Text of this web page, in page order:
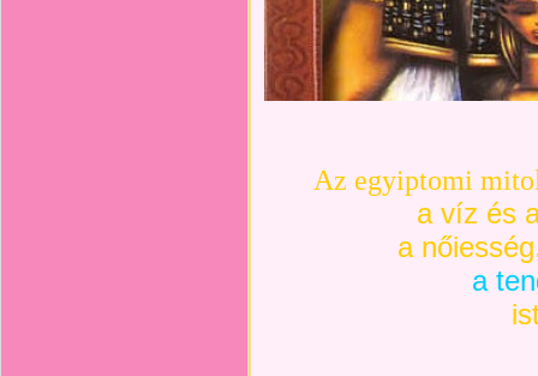
Az egyiptomi
a víz és
a
a